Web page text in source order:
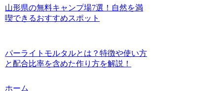
山形県の無料キャンプ場7選！自然を満
喫できるおすすめスポット
パーライトモルタルとは？特徴や使い方
と配合比率を含めた作り方を解説！
ホーム